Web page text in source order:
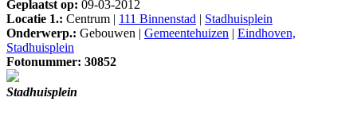
Geplaatst op: 09-03-2012
Locatie 1.: Centrum | 111 Binnenstad | Stadhuisplein
Onderwerp.: Gebouwen | Gemeentehuizen | Eindhoven,
Stadhuisplein
Fotonummer: 30852
Stadhuisplein